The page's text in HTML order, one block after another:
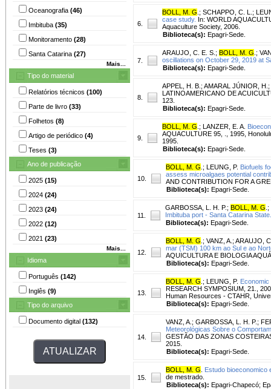
Oceanografia (46)
Imbituba (35)
Monitoramento (28)
Santa Catarina (27)
Mais...
Tipo do material
Relatórios técnicos (100)
Parte de livro (33)
Folhetos (8)
Artigo de periódico (4)
Teses (3)
Ano de publicação
2025 (15)
2024 (24)
2023 (24)
2022 (12)
2021 (23)
Mais...
Idioma
Português (142)
Inglês (9)
Tipo do arquivo
Documento digital (132)
6.
BOLL, M. G ; SCHAPPO, C. L. ;
case study. In: WORLD
Aquaculture Society, 2006.
Biblioteca(s): Epagri-Sede.
7.
ARAUJO, C. E. S. ; BOLL, M. G ;
oscillations on October 29, 2019 at
Biblioteca(s): Epagri-Sede.
8.
APPEL, H. B. ; AMARAL JÚNIOR, H. ;
LATINOAMERICANO DE
123.
Biblioteca(s): Epagri-Sede.
9.
BOLL, M. G ; LANZER, E. A.
AQUACULTURE 95, ., 1995,
1995.
Biblioteca(s): Epagri-Sede.
10.
BOLL, M. G ; LEUNG, P. Biofuels
assess microalgaes potential
AND CONTRIBUTION FOR A
Biblioteca(s): Epagri-Sede.
11.
GARBOSSA, L. H. P. ; BOLL, M. G ;
Imbituba port - Santa Catarina State.
Biblioteca(s): Epagri-Sede.
12.
BOLL, M. G ; VANZ, A. ; ARAUJO,
mar (TSM) 100 km ao Sul e ao
AQUICULTURA E BIOLOGIA
Biblioteca(s): Epagri-Sede.
13.
BOLL, M. G ; LEUNG, P. Economic
RESEARCH SYMPOSIUM, 21.,
Human Resources - CTAHR,
Biblioteca(s): Epagri-Sede.
14.
VANZ, A. ; GARBOSSA, L. H. P. ;
Meteorológicas Sobre o
GESTÃO DAS ZONAS
2015.
Biblioteca(s): Epagri-Sede.
15.
BOLL, M. G
Estudo bioeconomico
de mestrado.
Biblioteca(s): Epagri-Chapecó;